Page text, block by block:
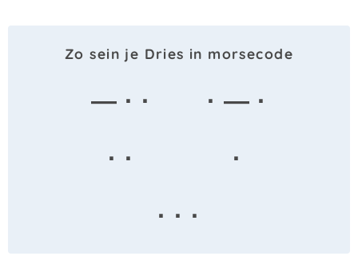
Zo sein je Dries in morsecode
— · ·
· — ·
· ·
·
· · ·